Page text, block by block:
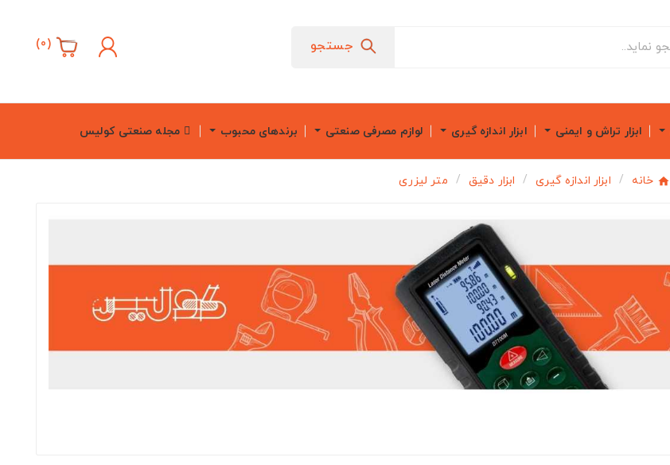
جستجو (
0
)
ابزار تراش و ایمنی ابزار اندازه گیری لوازم مصرفی صنعتی برندهای محبوب مجله صنعتی کولیس
خانه ابزار اندازه گیری ابزار دقیق متر لیزری